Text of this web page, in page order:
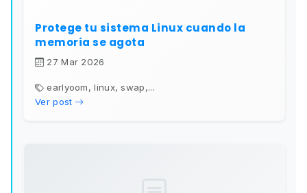
Protege tu sistema Linux cuando la
memoria se agota
27 Mar 2026
earlyoom, linux, swap,...
Ver post